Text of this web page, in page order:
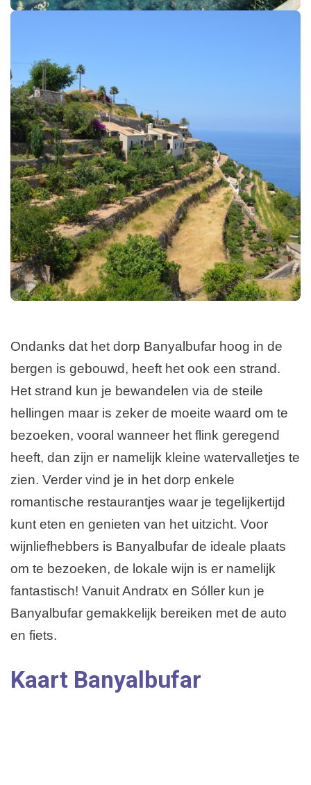
Ondanks dat het dorp Banyalbufar hoog in de
bergen is gebouwd, heeft het ook een strand.
Het strand kun je bewandelen via de steile
hellingen maar is zeker de moeite waard om te
bezoeken, vooral wanneer het flink geregend
heeft, dan zijn er namelijk kleine watervalletjes te
zien. Verder vind je in het dorp enkele
romantische restaurantjes waar je tegelijkertijd
kunt eten en genieten van het uitzicht. Voor
wijnliefhebbers is Banyalbufar de ideale plaats
om te bezoeken, de lokale wijn is er namelijk
fantastisch! Vanuit Andratx en Sóller kun je
Banyalbufar gemakkelijk bereiken met de auto
en fiets.
Kaart Banyalbufar